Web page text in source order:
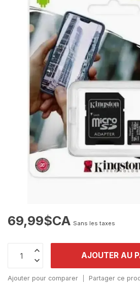
69,99$CA Sans les taxes
AJOUTER AU
Ajouter pour comparer Partager ce